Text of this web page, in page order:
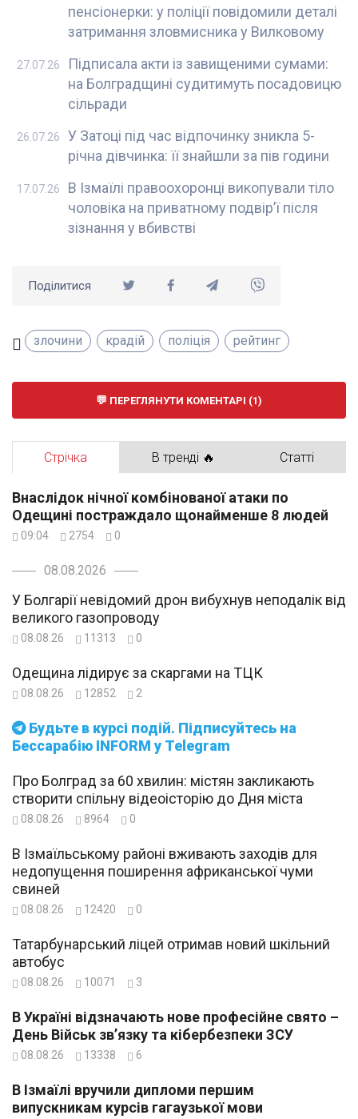
пенсіонерки: у поліції повідомили деталі
затримання зловмисника у Вилковому
Підписала акти із завищеними сумами:
на Болградщині судитимуть посадовицю
сільради
27.07.26
У Затоці під час відпочинку зникла 5-
річна дівчинка: її знайшли за пів години
26.07.26
В Ізмаїлі правоохоронці викопували тіло
чоловіка на приватному подвір’ї після
зізнання у вбивстві
17.07.26
Поділитися
злочини крадій поліція рейтинг
ПЕРЕГЛЯНУТИ КОМЕНТАРІ (1)
Стрічка В тренді 🔥 Статті
Будьте в курсі подій. Підписуйтесь на
Бессарабію INFORM у Telegram
Внаслідок нічної комбінованої атаки по
Одещині постраждало щонайменше 8 людей
09:04 2754 0
08.08.2026
У Болгарії невідомий дрон вибухнув неподалік від
великого газопроводу
08.08.26 11313 0
Одещина лідирує за скаргами на ТЦК
08.08.26 12852 2
Про Болград за 60 хвилин: містян закликають
створити спільну відеоісторію до Дня міста
08.08.26 8964 0
В Ізмаїльському районі вживають заходів для
недопущення поширення африканської чуми
свиней
08.08.26 12420 0
Татарбунарський ліцей отримав новий шкільний
автобус
08.08.26 10071 3
В Україні відзначають нове професійне свято –
День Військ зв’язку та кібербезпеки ЗСУ
08.08.26 13338 6
В Ізмаїлі вручили дипломи першим
випускникам курсів гагаузької мови